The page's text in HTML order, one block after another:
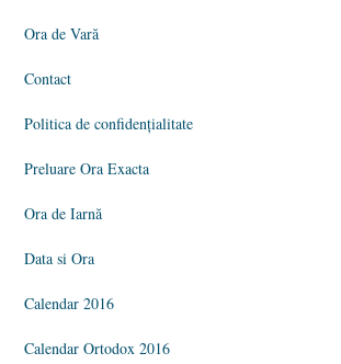
Ora de Vară
Contact
Politica de confidențialitate
Preluare Ora Exacta
Ora de Iarnă
Data si Ora
Calendar 2016
Calendar Ortodox 2016